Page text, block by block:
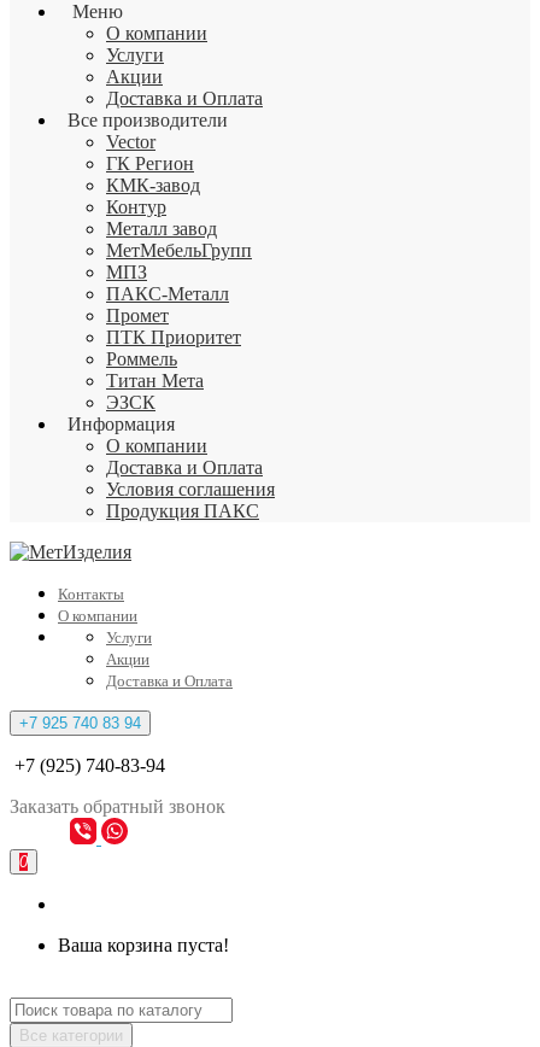
Меню
О компании
Услуги
Акции
Доставка и Оплата
Все производители
Vector
ГК Регион
КМК-завод
Контур
Металл завод
МетМебельГрупп
МПЗ
ПАКС-Металл
Промет
ПТК Приоритет
Роммель
Титан Мета
ЭЗСК
Информация
О компании
Доставка и Оплата
Условия соглашения
Продукция ПАКС
Контакты
О компании
Услуги
Акции
Доставка и Оплата
+7 925 740 83 94
+7 (925) 740-83-94
Заказать обратный звонок
0
Ваша корзина пуста!
Все категории